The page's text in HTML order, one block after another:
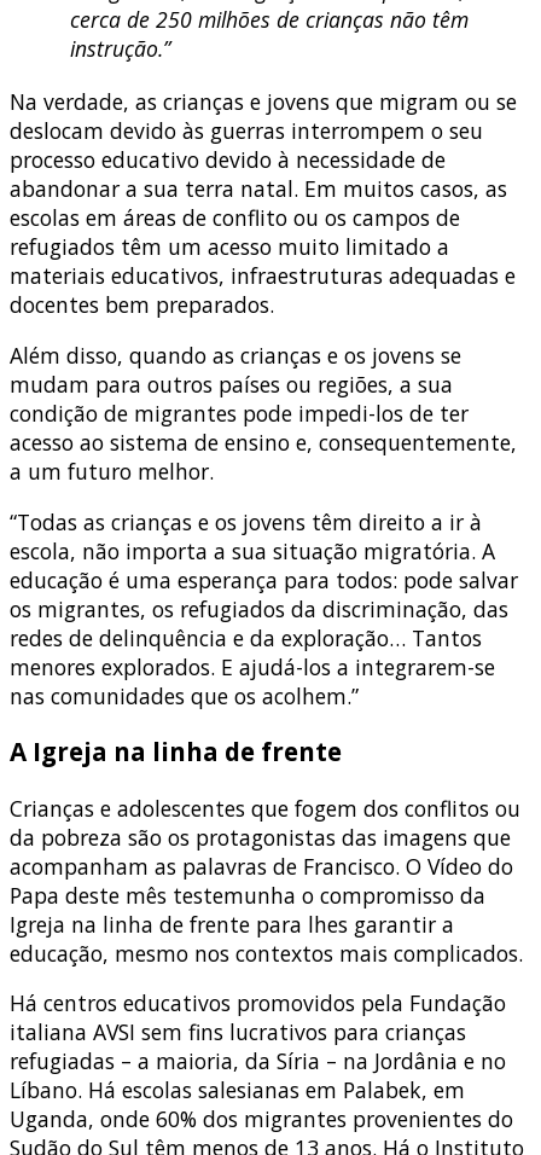
cerca de 250 milhões de crianças não têm
instrução.”
Na verdade, as crianças e jovens que migram ou se
deslocam devido às guerras interrompem o seu
processo educativo devido à necessidade de
abandonar a sua terra natal. Em muitos casos, as
escolas em áreas de conflito ou os campos de
refugiados têm um acesso muito limitado a
materiais educativos, infraestruturas adequadas e
docentes bem preparados.
Além disso, quando as crianças e os jovens se
mudam para outros países ou regiões, a sua
condição de migrantes pode impedi-los de ter
acesso ao sistema de ensino e, consequentemente,
a um futuro melhor.
“Todas as crianças e os jovens têm direito a ir à
escola, não importa a sua situação migratória. A
educação é uma esperança para todos: pode salvar
os migrantes, os refugiados da discriminação, das
redes de delinquência e da exploração… Tantos
menores explorados. E ajudá-los a integrarem-se
nas comunidades que os acolhem.”
A Igreja na linha de frente
Crianças e adolescentes que fogem dos conflitos ou
da pobreza são os protagonistas das imagens que
acompanham as palavras de Francisco. O Vídeo do
Papa deste mês testemunha o compromisso da
Igreja na linha de frente para lhes garantir a
educação, mesmo nos contextos mais complicados.
Há centros educativos promovidos pela Fundação
italiana AVSI sem fins lucrativos para crianças
refugiadas – a maioria, da Síria – na Jordânia e no
Líbano. Há escolas salesianas em Palabek, em
Uganda, onde 60% dos migrantes provenientes do
Sudão do Sul têm menos de 13 anos. Há o Instituto